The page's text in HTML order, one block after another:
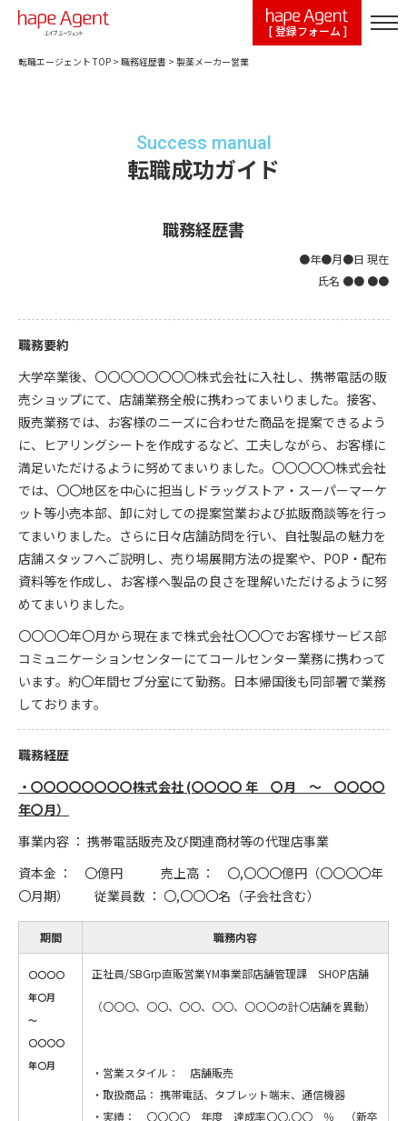
[ 登録フォーム ]
転職エージェント TOP > 職務経歴書 > 製薬メーカー営業
Success manual
転職成功ガイド
職務経歴書
●年●月●日 現在
氏名 ●● ●●
職務要約
大学卒業後、〇〇〇〇〇〇〇〇株式会社に入社し、携帯電話の販
売ショップにて、店舗業務全般に携わってまいりました。接客、
販売業務では、お客様のニーズに合わせた商品を提案できるよう
に、ヒアリングシートを作成するなど、工夫しながら、お客様に
満足いただけるように努めてまいりました。〇〇〇〇〇株式会社
では、〇〇地区を中心に担当しドラッグストア・スーパーマーケ
ット等小売本部、卸に対しての提案営業および拡販商談等を行っ
てまいりました。さらに日々店舗訪問を行い、自社製品の魅力を
店舗スタッフへご説明し、売り場展開方法の提案や、POP・配布
資料等を作成し、お客様へ製品の良さを理解いただけるように努
めてまいりました。
〇〇〇〇年〇月から現在まで株式会社〇〇〇でお客様サービス部
コミュニケーションセンターにてコールセンター業務に携わって
います。約〇年間セブ分室にて勤務。日本帰国後も同部署で業務
しております。
職務経歴
・〇〇〇〇〇〇〇〇株式会社 (〇〇〇〇 年 〇月 ～ 〇〇〇〇
年〇月）
事業内容 ： 携帯電話販売及び関連商材等の代理店事業
資本金 ： 〇億円 売上高 ： 〇,〇〇〇億円（〇〇〇〇年
〇月期） 従業員数 ： 〇,〇〇〇名（子会社含む）
期間 職務内容
〇〇〇〇
年〇月
～
〇〇〇〇
年〇月
正社員/SBGrp直販営業YM事業部店舗管理課 SHOP店舗
（〇〇〇、〇〇、〇〇、〇〇、〇〇〇の計〇店舗を異動）
営業スタイル： 店舗販売
取扱商品： 携帯電話、タブレット端末、通信機器
実績： 〇〇〇〇 年度 達成率〇〇.〇〇 ％ （新卒